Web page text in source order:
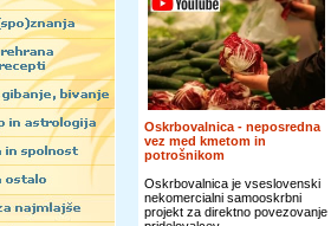
Oskrbovalnica - neposredna
vez med kmetom in
potrošnikom
Oskrbovalnica je vseslovenski
nekomercialni samooskrbni
projekt za direktno povezovanje